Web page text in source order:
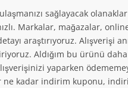
%30'a varan indirim
indirim çeki
sağlayacak
Markalar, mağazalar,
araştırıyoruz.
Aldığım bu ürünü
yaparken
kadar indirim kuponu,